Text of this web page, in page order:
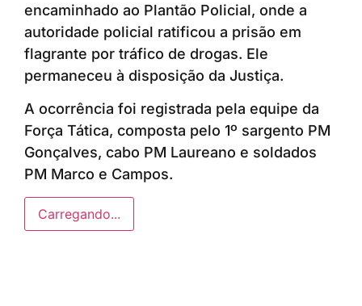
encaminhado ao Plantão Policial, onde a
autoridade policial ratificou a prisão em
flagrante por tráfico de drogas. Ele
permaneceu à disposição da Justiça.
A ocorrência foi registrada pela equipe da
Força Tática, composta pelo 1º sargento PM
Gonçalves, cabo PM Laureano e soldados
PM Marco e Campos.
Carregando...